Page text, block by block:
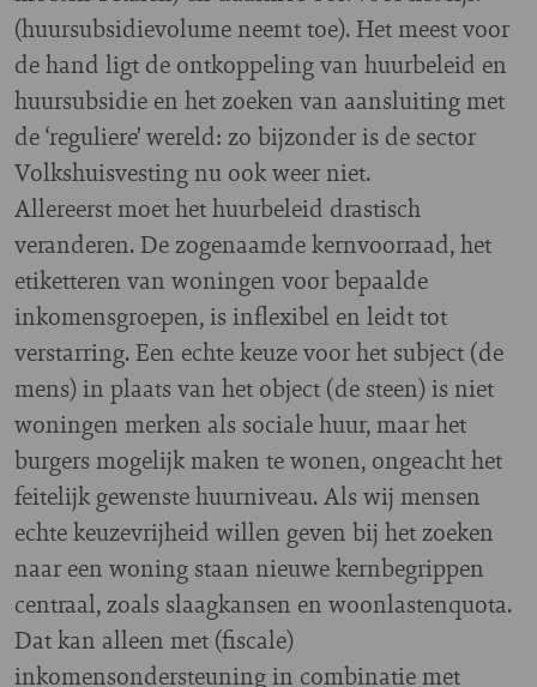
(huursubsidievolume neemt toe). Het meest voor
de hand ligt de ontkoppeling van huurbeleid en
huursubsidie en het zoeken van aansluiting met
de ‘reguliere’ wereld: zo bijzonder is de sector
Volkshuisvesting nu ook weer niet.
Allereerst moet het huurbeleid drastisch
veranderen. De zogenaamde kernvoorraad, het
etiketteren van woningen voor bepaalde
inkomensgroepen, is inflexibel en leidt tot
verstarring. Een echte keuze voor het subject (de
mens) in plaats van het object (de steen) is niet
woningen merken als sociale huur, maar het
burgers mogelijk maken te wonen, ongeacht het
feitelijk gewenste huurniveau. Als wij mensen
echte keuzevrijheid willen geven bij het zoeken
naar een woning staan nieuwe kernbegrippen
centraal, zoals slaagkansen en woonlastenquota.
Dat kan alleen met (fiscale)
inkomensondersteuning in combinatie met